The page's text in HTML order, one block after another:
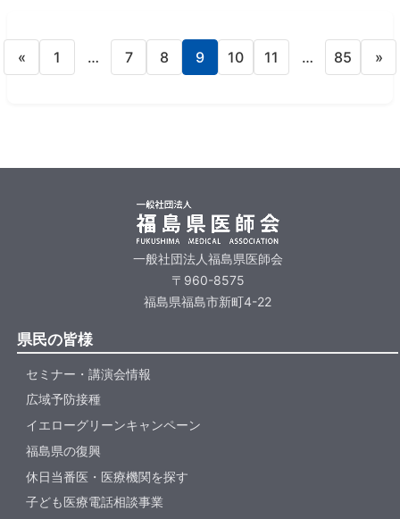
« 1 … 7 8 9 10 11 … 85 »
一般社団法人福島県医師会
〒960-8575
福島県福島市新町4-22
県民の皆様
セミナー・講演会情報
広域予防接種
イエローグリーンキャンペーン
福島県の復興
休日当番医・医療機関を探す
子ども医療電話相談事業